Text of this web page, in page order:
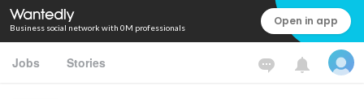
Business social network with 0M professionals Open in app
Jobs Stories